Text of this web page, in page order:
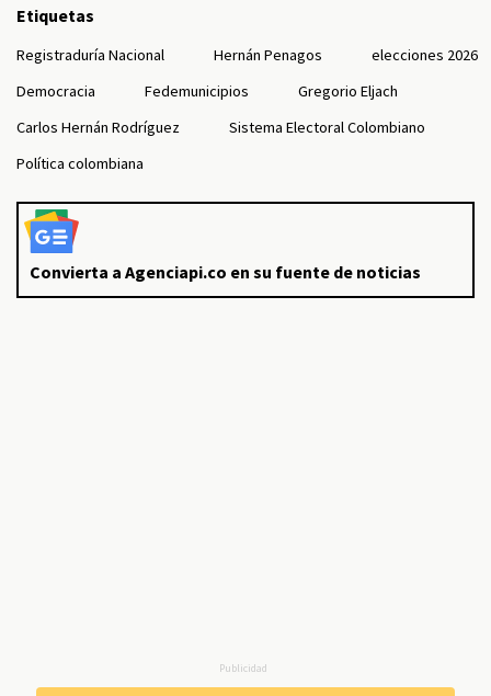
Etiquetas
Registraduría Nacional Hernán Penagos
elecciones 2026
Democracia
Fedemunicipios
Gregorio Eljach
Carlos Hernán Rodríguez
Sistema Electoral Colombiano
Política colombiana
Convierta a Agenciapi.co en su fuente de noticias
Publicidad